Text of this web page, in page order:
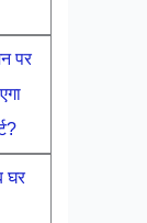
पर
घर